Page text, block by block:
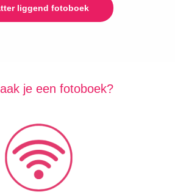
liggend fotoboek
je een fotoboek?